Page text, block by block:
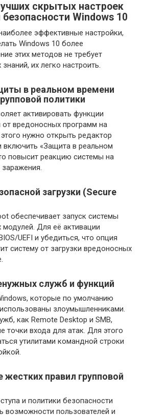
скрытых настроек
Windows 10
эффективные настройки,
Windows 10 более
этих методов не требует
знаний, их легко настроить.
в реальном времени
политики
активировать функции
вредоносных программ на
нужно открыть редактор
включить «Защита в реальном
повысит реакцию системы на
заражения.
загрузки (Secure
обеспечивает запуск системы
Для её активации
UEFI и убедиться, что опция
систему от загрузки вредоносных
служб и функций
которые по умолчанию
злоумышленниками.
как Remote Desktop и SMB,
точки входа для атак. Для этого
утилитами командной строки
жестких правил групповой
и политики безопасности
возможности пользователей и